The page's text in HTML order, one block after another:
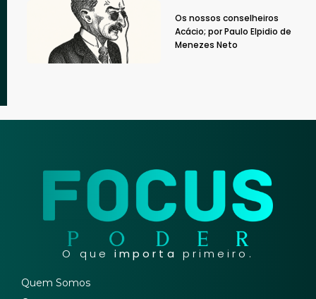
Os nossos conselheiros
Acácio; por Paulo Elpidio de
Menezes Neto
O que importa primeiro.
Quem Somos